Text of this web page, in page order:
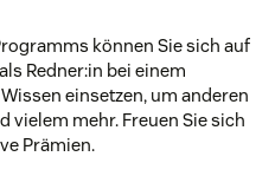
können Sie sich auf
Redner:in bei einem
einsetzen, um anderen
vielem mehr. Freuen Sie sich
Prämien.